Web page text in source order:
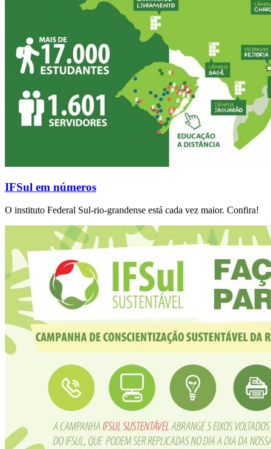
IFSul em números
O instituto Federal Sul-rio-grandense está cada vez maior. Confira!